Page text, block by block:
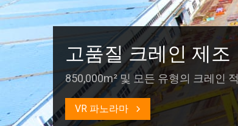
고품질 크레인 제조
850,000m² 및 모든 유형의 크레인
VR 파노라마